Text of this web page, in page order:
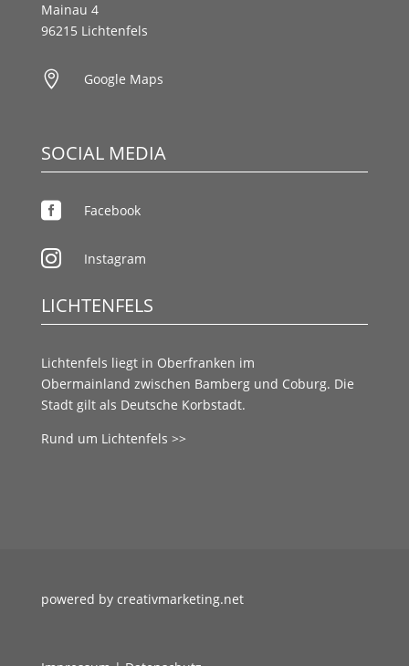
Mainau 4
96215 Lichtenfels
 Google Maps
SOCIAL MEDIA
 Facebook
 Instagram
LICHTENFELS
Lichtenfels liegt in Oberfranken im
Obermainland zwischen Bambergund Coburg. Die
Stadt gilt als Deutsche Korbstadt.
Rund um Lichtenfels >>
powered by creativmarketing.net